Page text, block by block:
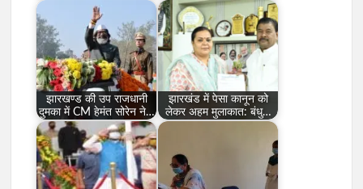
झारखण्ड की उप राजधानी
दुमका में CM हेमंत सोरेन ने…
झारखंड में पेसा कानून को
लेकर अहम मुलाकात: बंधु…